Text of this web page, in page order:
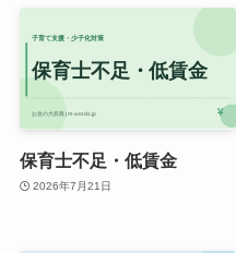
保育士不足・低賃金
2026年7月21日